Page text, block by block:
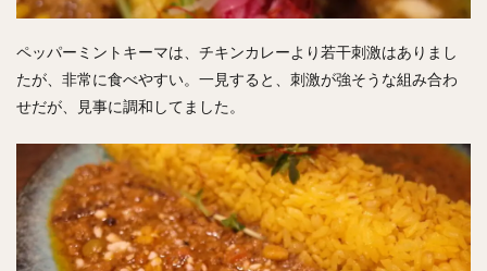
ペッパーミントキーマは、チキンカレーより若干刺激はありまし
たが、非常に食べやすい。一見すると、刺激が強そうな組み合わ
せだが、見事に調和してました。